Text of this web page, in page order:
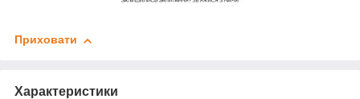
Приховати
Характеристики